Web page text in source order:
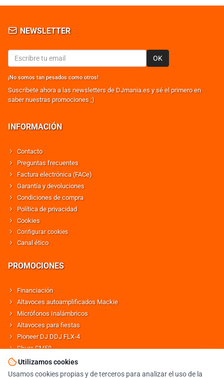
NEWSLETTER
OK
¡No somos tan pesados como otros!
Suscribete ahora a las newsletters de DJmania.es y sé el primero en
saber nuestras promociones ;)
INFORMACIÓN
Contacto
Preguntas frecuentes
Factura electrónica (FACe)
Garantía y devoluciones
Condiciones de compra
Política de privacidad
Cookies
Configurar cookies
Canal ético
PROMOCIONES
Financiación
Altavoces autoamplificados Mackie
Micrófonos Inalámbricos
Altavoces para fiestas
Pioneer DJ DDJ FLX-4
Shure SM58
Altavoces Behringer
Utilizamos cookies
Usamos cookies propias y de terceros para analizar el uso de la